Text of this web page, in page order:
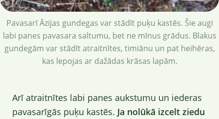
Pavasarī Āzijas gundegas var stādīt puķu kastēs. Šie augi
labi panes pavasara saltumu, bet ne mīnus grādus. Blakus
gundegām var stādīt atraitnītes, timiānu un pat heihēras,
kas lepojas ar dažādas krāsas lapām.
Arī atraitnītes labi panes aukstumu un iederas
pavasarīgās puķu kastēs. Ja nolūkā izcelt ziedu